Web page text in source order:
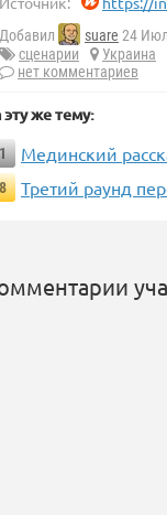
Добавил suare 24
сценарии
Украина
нет комментариев
эту же тему:
Мединский
Третий раунд